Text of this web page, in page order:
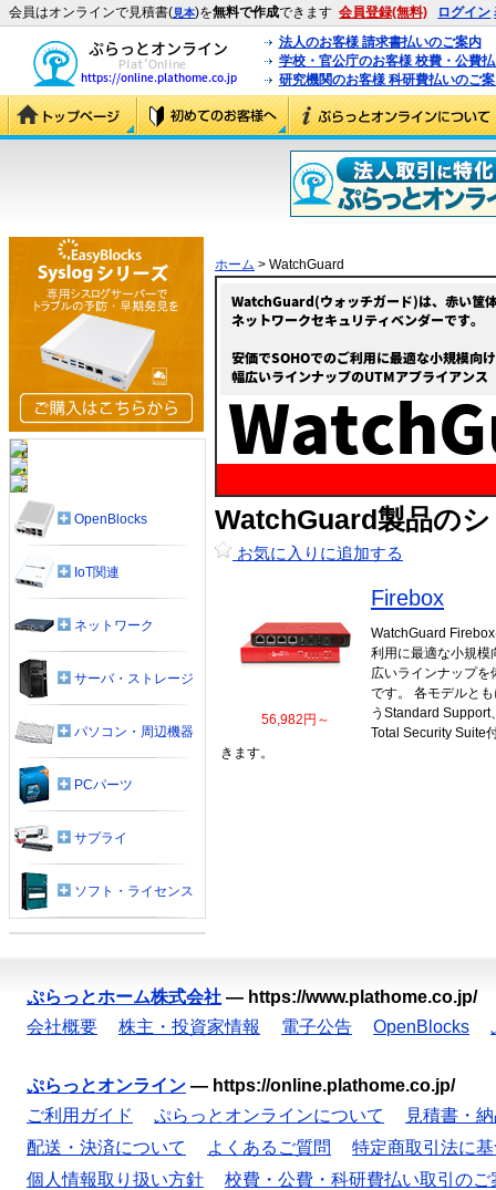
会員はオンラインで見積書(見本)を無料で作成できます 会員登録(無料) ログイン
法人のお客様 請求書払いのご案内
学校・官公庁のお客様 校費・公費
研究機関のお客様 科研費払いのご
ホーム > WatchGuard
WatchGuard製品の
お気に入りに追加する
56,982円～
Firebox
WatchGuard
利用に最適な小規模
広いラインナップを
です。 各モデルと
うStandard Support
Total Security Suite
きます。
OpenBlocks
IoT関連
ネットワーク
サーバ・ストレージ
パソコン・周辺機器
PCパーツ
サプライ
ソフト・ライセンス
ぷらっとホーム株式会社 — https://www.plathome.co.jp/
会社概要
株主・投資家情報 電子公告 OpenBlocks
ぷらっとオンライン — https://online.plathome.co.jp/
ご利用ガイド
ぷらっとオンラインについて
見積書・
配送・決済について
よくあるご質問
特定商取引法に
個人情報取り扱い方針
校費・公費・科研費払い取引のご